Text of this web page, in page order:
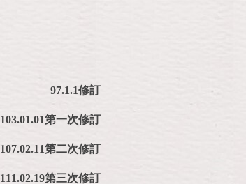
97.1.1修訂
103.01.01第一次修訂
107.02.11第二次修訂
111.02.19第三次修訂